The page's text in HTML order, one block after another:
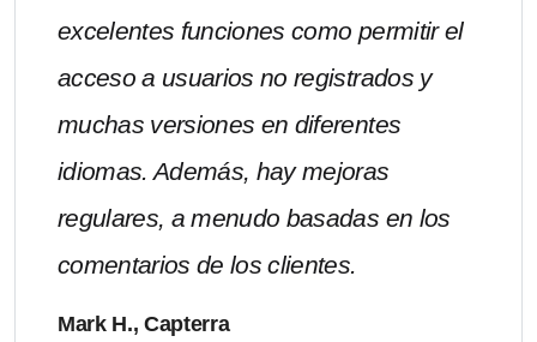
excelentes funciones como permitir el
acceso a usuarios no registrados y
muchas versiones en diferentes
idiomas. Además, hay mejoras
regulares, a menudo basadas en los
comentarios de los clientes.
Mark H., Capterra